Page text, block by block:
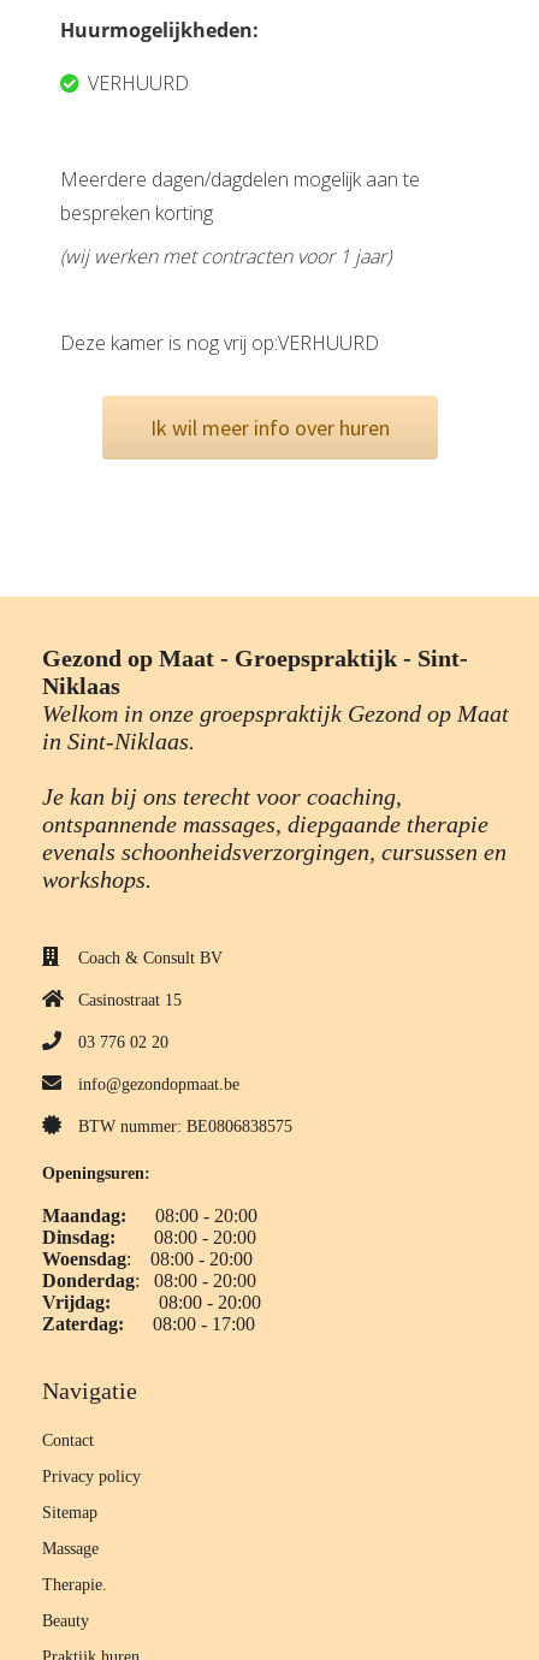
Huurmogelijkheden:
VERHUURD
Meerdere dagen/dagdelen mogelijk aan te
bespreken korting
(wij werken met contracten voor 1 jaar)
Deze kamer is nog vrij op:VERHUURD
Ik wil meer info over huren
Gezond op Maat - Groepspraktijk - Sint-
Niklaas
Welkom in onze groepspraktijk Gezond op Maat
in Sint-Niklaas.
Je kan bij ons terecht voor coaching,
ontspannende massages, diepgaande therapie
evenals schoonheidsverzorgingen, cursussen en
workshops.
Coach & Consult BV
Casinostraat 15
03 776 02 20
info@gezondopmaat.be
BTW nummer: BE0806838575
Openingsuren:
Maandag:
08:00 - 20:00
Dinsdag:
08:00 - 20:00
Woensdag: 08:00 - 20:00
Donderdag: 08:00 - 20:00
Vrijdag: 08:00 - 20:00
Zaterdag: 08:00 - 17:00
Navigatie
Contact
Privacy policy
Sitemap
Massage
Therapie.
Beauty